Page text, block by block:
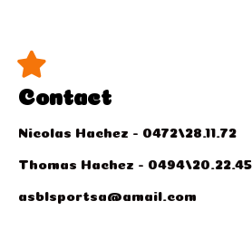
Contact
Nicolas Hachez - 0472/28.11.72
Thomas Hachez - 0494/20.22.45
asblsportsa@gmail.com